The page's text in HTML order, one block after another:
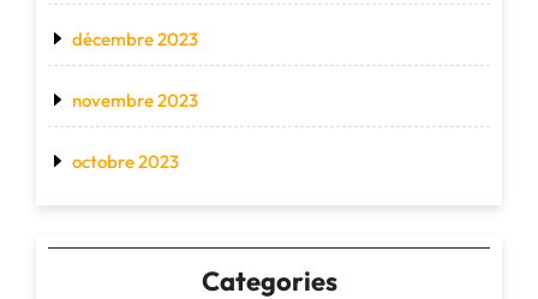
décembre 2023
novembre 2023
octobre 2023
Categories